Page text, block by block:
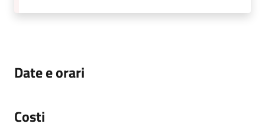
Date e orari
Costi